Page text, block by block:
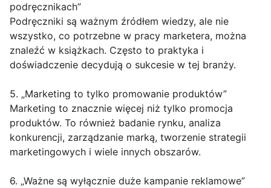
podręcznikach”
Podręczniki są ważnym źródłem wiedzy, ale nie
wszystko, co potrzebne w pracy marketera, można
znaleźć w książkach. Często to praktyka i
doświadczenie decydują o sukcesie w tej branży.
5. „Marketing to tylko promowanie produktów”
Marketing to znacznie więcej niż tylko promocja
produktów. To również badanie rynku, analiza
konkurencji, zarządzanie marką, tworzenie strategii
marketingowych i wiele innych obszarów.
6. „Ważne są wyłącznie duże kampanie reklamowe”